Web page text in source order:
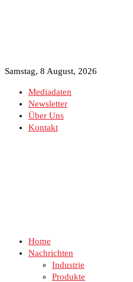
Samstag, 8 August, 2026
Mediadaten
Newsletter
Über Uns
Kontakt
Home
Nachrichten
Industrie
Produkte